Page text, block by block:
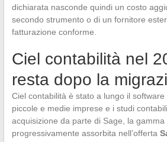
dichiarata nasconde quindi un costo
secondo strumento o di un fornitore
fatturazione conforme.
Ciel contabilità nel
resta dopo la
Ciel contabilità è stato a lungo il
piccole e medie imprese e i studi
acquisizione da parte di Sage, la
progressivamente assorbita nell’offerta